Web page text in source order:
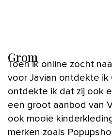
Grom
Toen ik online zocht
voor Javian ontdekte ik
ontdekte ik dat zij ook
een groot aanbod van
ook mooie
merken zoals